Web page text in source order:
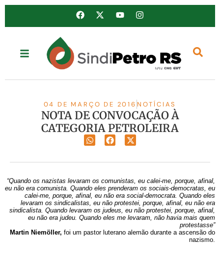
04 DE MARÇO DE 2016 NOTÍCIAS
NOTA DE CONVOCAÇÃO À
CATEGORIA PETROLEIRA
“Quando os nazistas levaram os comunistas, eu calei-me, porque, afinal,
eu não era comunista. Quando eles prenderam os sociais-democratas, eu
calei-me, porque, afinal, eu não era social-democrata. Quando eles
levaram os sindicalistas, eu não protestei, porque, afinal, eu não era
sindicalista. Quando levaram os judeus, eu não protestei, porque, afinal,
eu não era judeu. Quando eles me levaram, não havia mais quem
protestasse”
Martin Niemöller, foi um pastor luterano alemão durante a ascensão do
nazismo.